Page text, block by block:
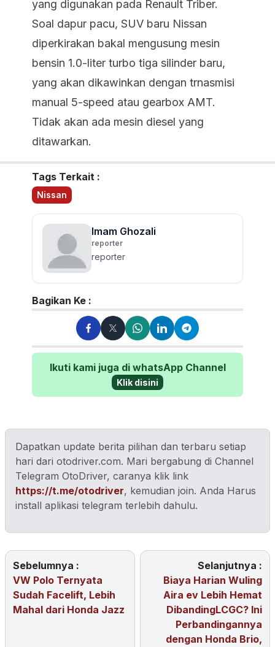
yang digunakan pada Renault Triber.
Soal dapur pacu, SUV baru Nissan
diperkirakan bakal mengusung mesin
bensin 1.0-liter turbo tiga silinder baru,
yang akan dikawinkan dengan trnasmisi
manual 5-speed atau gearbox AMT.
Tidak akan ada mesin diesel yang
ditawarkan.
Tags Terkait :
Nissan
Imam Ghozali
reporter
reporter
Bagikan Ke :
Ikuti kami juga di whatsApp Channel
Klik disini
Dapatkan update berita pilihan dan terbaru setiap
hari dari otodriver.com. Mari bergabung di Channel
Telegram OtoDriver, caranya klik link
https://t.me/otodriver, kemudian join. Anda Harus
install aplikasi telegram terlebih dahulu.
Sebelumnya :
VW Polo Ternyata
Sudah Facelift, Lebih
Mahal dari Honda Jazz
Selanjutnya :
Biaya Harian Wuling
Aira ev Lebih Hemat
DibandingLCGC? Ini
Perbandingannya
dengan Honda Brio,